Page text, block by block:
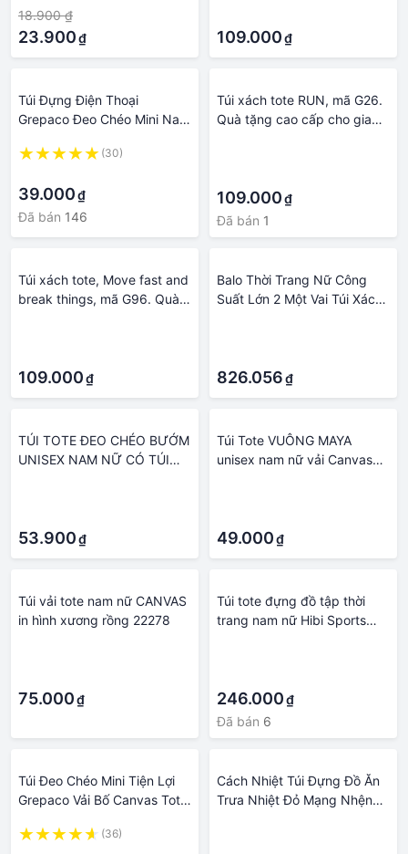
18.900 ₫
23.900₫
doanh nghiệp.
109.000₫
Túi Đựng Điện Thoại
Grepaco Đeo Chéo Mini Nam
Canvas Chống Thấm Nước
Khóa Kéo YKK Thời Trang
Hàn Quốc - Hàng Chính
Hãng
(30)
39.000₫
Đã bán 146
Túi xách tote RUN, mã G26.
Quà tặng cao cấp cho gia
109.000₫
Đã bán 1
Túi xách tote, Move fast and
break things, mã G96. Quà
109.000₫
Balo Thời Trang Nữ Công
Suất Lớn 2 Một Vai Túi Xách
826.056₫
TÚI TOTE ĐEO CHÉO BƯỚM
UNISEX NAM NỮ CÓ TÚI
53.900₫
Túi Tote VUÔNG MAYA
unisex nam nữ vải Canvas
49.000₫
Túi vải tote nam nữ CANVAS
in hình xương rồng 22278
75.000₫
Túi tote đựng đồ tập thời
trang nam nữ Hibi Sports
246.000₫
Đã bán 6
Túi Đeo Chéo Mini Tiện Lợi
Grepaco Vải Bố Canvas Tote
Unisex Nam Nữ Thời Trang
(36)
Cách Nhiệt Túi Đựng Đồ Ăn
Trưa Nhiệt Đỏ Mạng Nhện